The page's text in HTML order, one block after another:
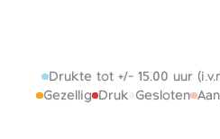
Druk
Drukte tot +/- 15.00 uur
Gesloten
Gezellig